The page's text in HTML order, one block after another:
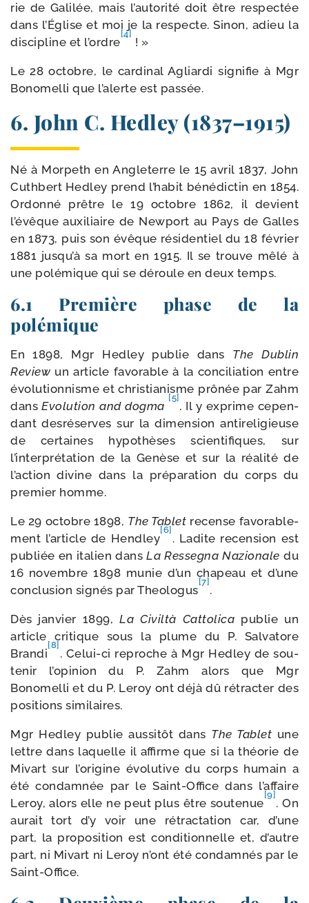
rie de Galilée, mais l’autorité doit être res­pec­tée
dans l’Église et moi je la res­pecte. Sinon, adieu la
dis­ci­pline et l’ordre
[4]
! »
Le 28 octobre, le car­di­nal Agliardi signi­fie à Mgr
Bonomelli que l’alerte est passée.
6. John C. Hedley (1837–1915)
Né à Morpeth en Angleterre le 15 avril 1837, John
Cuthbert Hedley prend l’habit béné­dic­tin en 1854.
Ordonné prêtre le 19 octobre 1862, il devient
l’évêque auxi­liaire de Newport au Pays de Galles
en 1873, puis son évêque rési­den­tiel du 18 février
1881 jusqu’à sa mort en 1915. Il se trouve mêlé à
une polé­mique qui se déroule en deux temps.
6.1 Première phase de la
polémique
En 1898, Mgr Hedley publie dans The Dublin
Review un article favo­rable à la conci­lia­tion entre
évo­lu­tion­nisme et chris­tia­nisme prô­née par Zahm
dansEvolution and dog­ma
[5]
. Il y exprime cepen­
dant des­ré­serves sur la dimen­sion anti­re­li­gieuse
de cer­taines hypo­thèses scien­ti­fiques, sur
l’interprétation de la Genèse et sur la réa­li­té de
l’action divine dans la pré­pa­ra­tion du corps du
pre­mier homme.
Le 29 octobre 1898, The Tablet recense favo­ra­ble­
ment l’article de Hendley
[6]
. Ladite recen­sion est
publiée en ita­lien dansLa Ressegna Nazionale du
16 novembre 1898 munie d’un cha­peau et d’une
conclu­sion signés par Theologus
[7]
.
Dès jan­vier 1899,La Civiltà Cattolica publie un
article cri­tique sous la plume du P. Salvatore
Brandi
[8]
. Celui-​ci reproche à Mgr Hedley de sou­
te­nir l’opinion du P. Zahm alors que Mgr
Bonomelli et du P. Leroy ont déjà dû rétrac­ter des
posi­tions similaires.
Mgr Hedley publie aus­si­tôt dans The Tablet une
lettre dans laquelle il affirme que si la théo­rie de
Mivart sur l’origine évo­lu­tive du corps humain a
été condam­née par le Saint-​Office dans l’affaire
Leroy, alors elle ne peut plus être sou­te­nue
[9]
. On
aurait tort d’y voir une rétrac­ta­tion car, d’une
part, la pro­po­si­tion est condi­tion­nelle et, d’autre
part, ni Mivart ni Leroy n’ont été condam­nés par le
Saint-Office.